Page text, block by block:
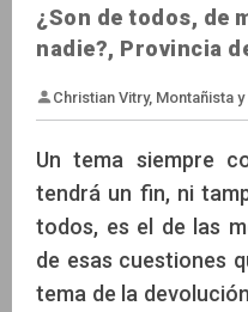
¿Son de todos, de
nadie?, Provincia
Christian Vitry,
Un tema siempre
tendrá un fin, ni
todos, es el de las
de esas cuestiones
tema de la